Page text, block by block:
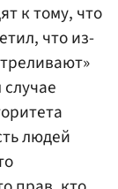
к тому, что
что из-
людей